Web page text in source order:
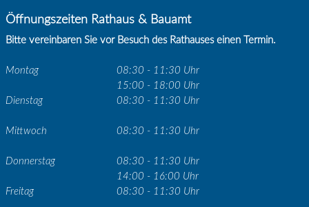
Öffnungszeiten Rathaus & Bauamt
Bitte vereinbaren Sie vor Besuch des Rathauses einen Termin.
Montag
08:30 - 11:30 Uhr
15:00 - 18:00 Uhr
Dienstag
08:30 - 11:30 Uhr
Mittwoch 08:30 - 11:30 Uhr
Donnerstag
08:30 - 11:30 Uhr
14:00 - 16:00 Uhr
Freitag
08:30 - 11:30 Uhr